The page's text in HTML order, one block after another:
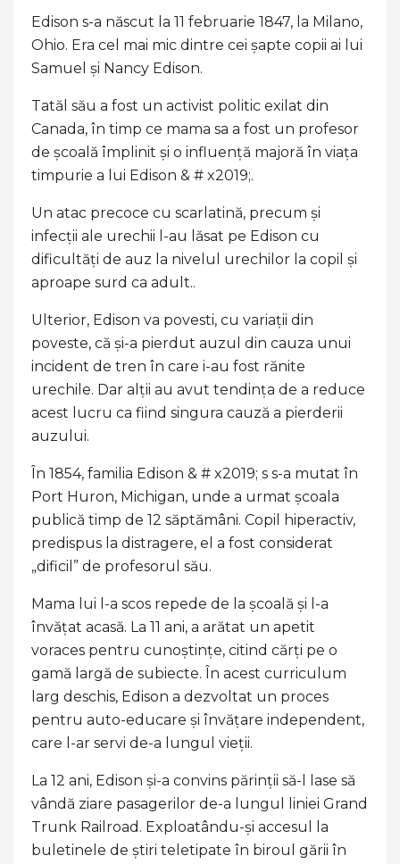
Edison s-a născut la 11 februarie 1847, la Milano,
Ohio. Era cel mai mic dintre cei șapte copii ai lui
Samuel și Nancy Edison.
Tatăl său a fost un activist politic exilat din
Canada, în timp ce mama sa a fost un profesor
de școală împlinit și o influență majoră în viața
timpurie a lui Edison & # x2019;.
Un atac precoce cu scarlatină, precum și
infecții ale urechii l-au lăsat pe Edison cu
dificultăți de auz la nivelul urechilor la copil și
aproape surd ca adult..
Ulterior, Edison va povesti, cu variații din
poveste, că și-a pierdut auzul din cauza unui
incident de tren în care i-au fost rănite
urechile. Dar alții au avut tendința de a reduce
acest lucru ca fiind singura cauză a pierderii
auzului.
În 1854, familia Edison & # x2019; s s-a mutat în
Port Huron, Michigan, unde a urmat școala
publică timp de 12 săptămâni. Copil hiperactiv,
predispus la distragere, el a fost considerat
„dificil” de profesorul său.
Mama lui l-a scos repede de la școală și l-a
învățat acasă. La 11 ani, a arătat un apetit
voraces pentru cunoștințe, citind cărți pe o
gamă largă de subiecte. În acest curriculum
larg deschis, Edison a dezvoltat un proces
pentru auto-educare și învățare independent,
care l-ar servi de-a lungul vieții.
La 12 ani, Edison și-a convins părinții să-l lase să
vândă ziare pasagerilor de-a lungul liniei Grand
Trunk Railroad. Exploatându-și accesul la
buletinele de știri teletipate în biroul gării în